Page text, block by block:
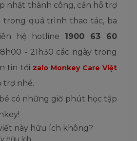
nhật thành công, cần hỗ trợ
quá trình thao tác, ba
hệ hotline 1900 63 60
- 21h30 các ngày trong
tin tới zalo Monkey Care Việt
trợ nhé.
có những giờ phút học tập
này hữu ích không?
hữu ích